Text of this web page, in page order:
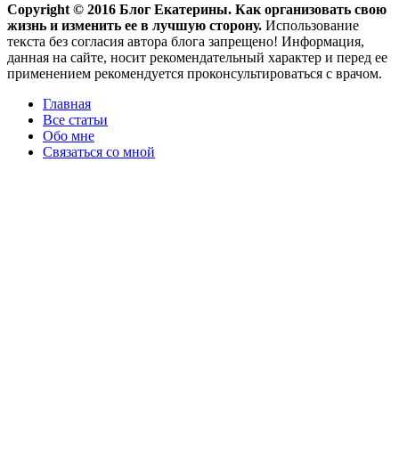
Copyright © 2016 Блог Екатерины. Как организовать свою
жизнь и изменить ее в лучшую сторону. Использование
текста без согласия автора блога запрещено! Информация,
данная на сайте, носит рекомендательный характер и перед ее
применением рекомендуется проконсультироваться с врачом.
Главная
Все статьи
Обо мне
Связаться со мной